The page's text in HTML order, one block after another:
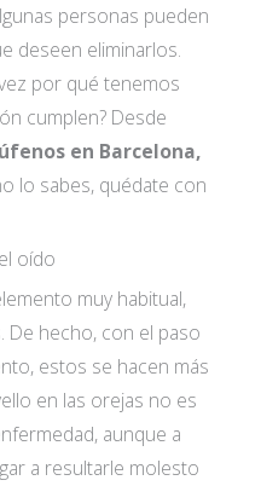
personas pueden
deseen eliminarlos.
por qué tenemos
cumplen? Desde
en Barcelona,
lo sabes, quédate con
oído
muy habitual,
hecho, con el paso
estos se hacen más
en las orejas no es
aunque a
a resultarle molesto